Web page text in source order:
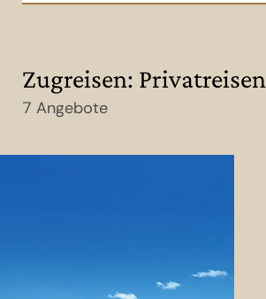
Zugreisen: Privatreisen
7 Angebote